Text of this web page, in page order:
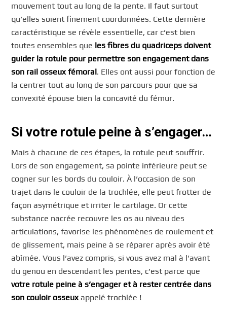
mouvement tout au long de la pente. Il faut surtout
qu’elles soient finement coordonnées. Cette dernière
caractéristique se révèle essentielle, car c’est bien
toutes ensembles que les fibres du quadriceps doivent
guider la rotule pour permettre son engagement dans
son rail osseux fémoral. Elles ont aussi pour fonction de
la centrer tout au long de son parcours pour que sa
convexité épouse bien la concavité du fémur.
Si votre rotule peine à s’engager…
Mais à chacune de ces étapes, la rotule peut souffrir.
Lors de son engagement, sa pointe inférieure peut se
cogner sur les bords du couloir. À l’occasion de son
trajet dans le couloir de la trochlée, elle peut frotter de
façon asymétrique et irriter le cartilage. Or cette
substance nacrée recouvre les os au niveau des
articulations, favorise les phénomènes de roulement et
de glissement, mais peine à se réparer après avoir été
abîmée. Vous l’avez compris, si vous avez mal à l’avant
du genou en descendant les pentes, c’est parce que
votre rotule peine à s’engager et à rester centrée dans
son couloir osseux appelé trochlée !